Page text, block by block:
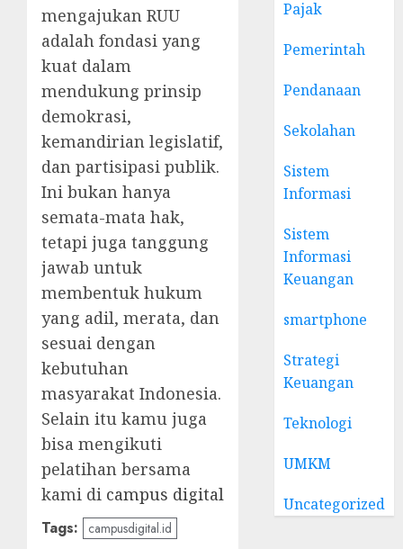
mengajukan RUU
adalah fondasi yang
kuat dalam
mendukung prinsip
demokrasi,
kemandirian legislatif,
dan partisipasi publik.
Ini bukan hanya
semata-mata hak,
tetapi juga tanggung
jawab untuk
membentuk hukum
yang adil, merata, dan
sesuai dengan
kebutuhan
masyarakat Indonesia.
Selain itu kamu juga
bisa mengikuti
pelatihan bersama
kami di campus digital
Tags: campusdigital.id
Pajak
Pemerintah
Pendanaan
Sekolahan
Sistem
Informasi
Sistem
Informasi
Keuangan
smartphone
Strategi
Keuangan
Teknologi
UMKM
Uncategorized